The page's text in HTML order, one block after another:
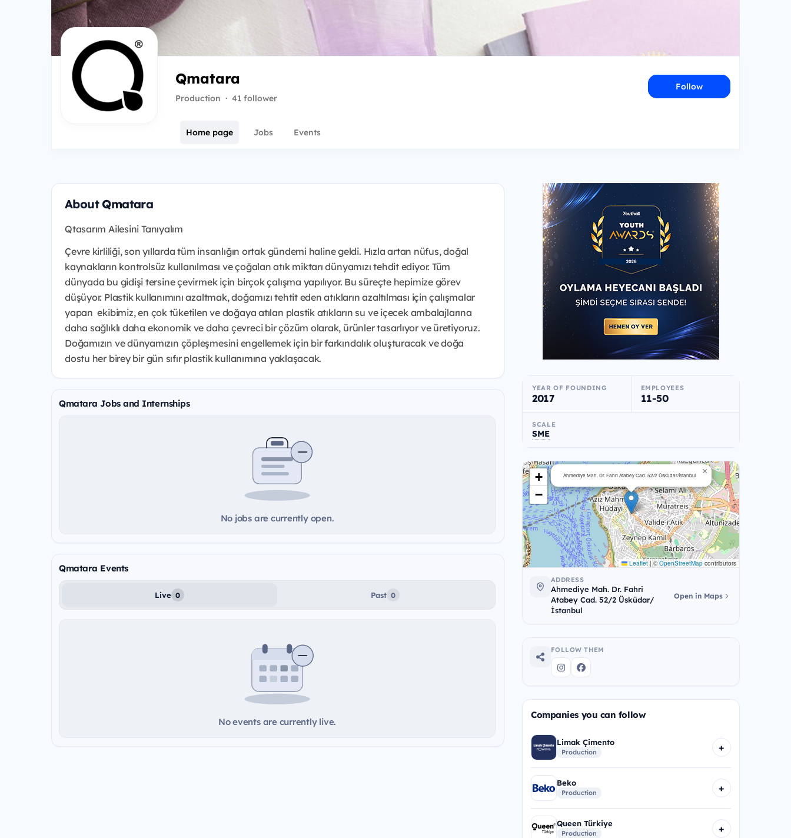
Qmatara
Production · 41 follower
Follow
Home page Jobs Events
About Qmatara
Qtasarım Ailesini Tanıyalım
Çevre kirliliği, son yıllarda tüm insanlığın ortak gündemi haline geldi. Hızla artan nüfus, doğal
kaynakların kontrolsüz kullanılması ve çoğalan atık miktarı dünyamızı tehdit ediyor. Tüm
dünyada bu gidişi tersine çevirmek için birçok çalışma yapılıyor. Bu süreçte hepimize görev
düşüyor. Plastik kullanımını azaltmak, doğamızı tehtit eden atıkların azaltılması için çalışmalar
yapan ekibimiz, en çok tüketilen ve doğaya atılan plastik atıkların su ve içecek ambalajlarına
daha sağlıklı daha ekonomik ve daha çevreci bir çözüm olarak, ürünler tasarlıyor ve üretiyoruz.
Doğamızın ve dünyamızın çöpleşmesini engellemek için bir farkındalık oluşturacak ve doğa
dostu her birey bir gün sıfır plastik kullanımına yaklaşacak.
Qmatara Jobs and Internships
No jobs are currently open.
Qmatara Events
Live 0 Past 0
No events are currently live.
YEAR OF FOUNDING
2017
EMPLOYEES
11-50
SCALE
SME
Ahmediye Mah. Dr. Fahri Atabey Cad. 52/2 Üsküdar/İstanbul ×
+
−
Leaflet |©OpenStreetMap contributors
ADDRESS
Ahmediye Mah. Dr. Fahri
Atabey Cad. 52/2 Üsküdar/
İstanbul
Open in Maps
FOLLOW THEM
Companies you can follow
Limak Çimento
Production +
Beko
Production +
Queen Türkiye
Production +